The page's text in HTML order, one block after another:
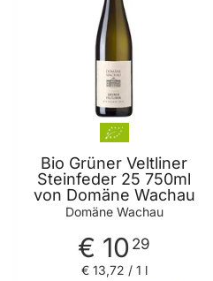
Bio Grüner Veltliner
Steinfeder 25 750ml
von Domäne Wachau
Domäne Wachau
€ 10 29
€ 13,72 / 1 l